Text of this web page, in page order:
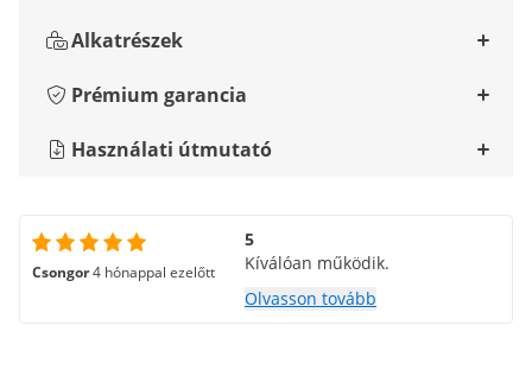
Alkatrészek
Prémium garancia
Használati útmutató
Csongor4 hónappal ezelőtt
5
Kíválóan működik.
Olvasson tovább